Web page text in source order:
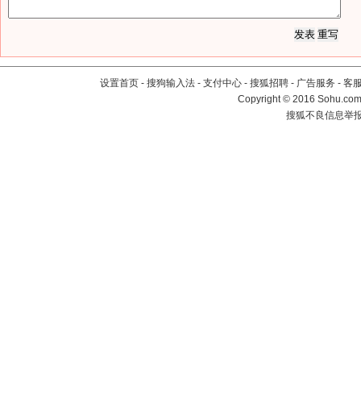
设置首页 - 搜狗输入法 - 支付中心 - 搜狐招聘 - 广告服务 - 客
Copyright©2016
搜狐不良信息举